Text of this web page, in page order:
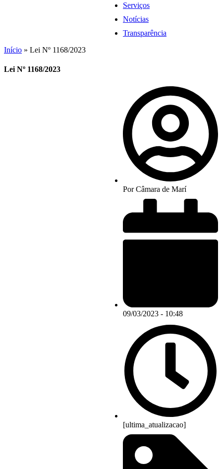
Serviços
Notícias
Transparência
Início » Lei Nº 1168/2023
Lei Nº 1168/2023
PorCâmara de Marí
09/03/2023 - 10:48
[ultima_atualizacao]